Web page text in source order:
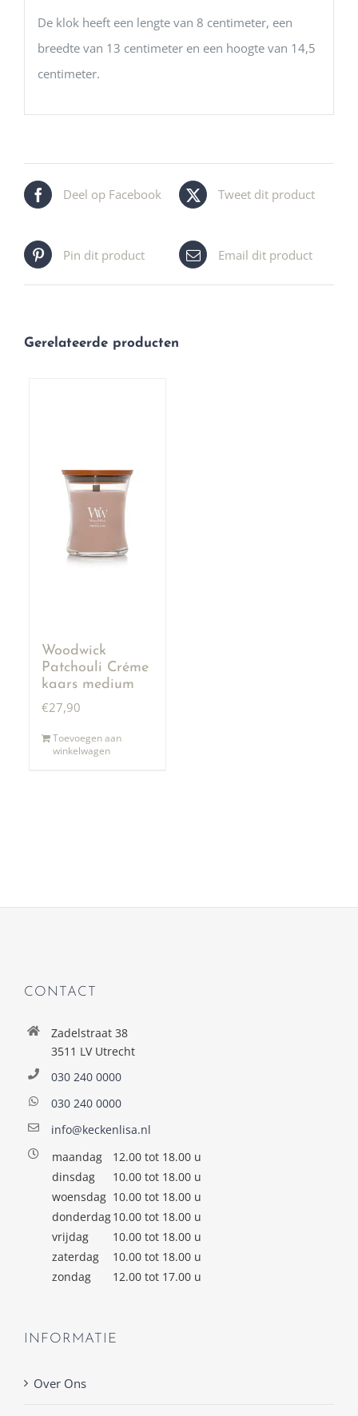
De klok heeft een lengte van 8 centimeter, een
breedte van 13 centimeter en een hoogte van 14,5
centimeter.
Deel op Facebook Tweet dit product
Pin dit product Email dit product
Gerelateerde producten
Woodwick
Patchouli Créme
kaars medium
€27,90
Toevoegen aan
winkelwagen
CONTACT
Zadelstraat 38
3511 LV Utrecht
030 240 0000
030 240 0000
info@keckenlisa.nl
maandag
12.00 tot 18.00 u
dinsdag
10.00 tot 18.00 u
woensdag 10.00 tot 18.00 u
donderdag10.00 tot 18.00 u
vrijdag
10.00 tot 18.00 u
zaterdag
10.00 tot 18.00 u
zondag
12.00 tot 17.00 u
INFORMATIE
Over Ons